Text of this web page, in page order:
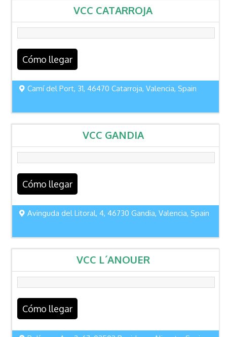
VCC CATARROJA
Cómo llegar
Camí del Port, 31, 46470 Catarroja, Valencia, Spain
VCC GANDIA
Cómo llegar
Avinguda del Litoral, 4, 46730 Gandia, Valencia, Spain
VCC L´ANOUER
Cómo llegar